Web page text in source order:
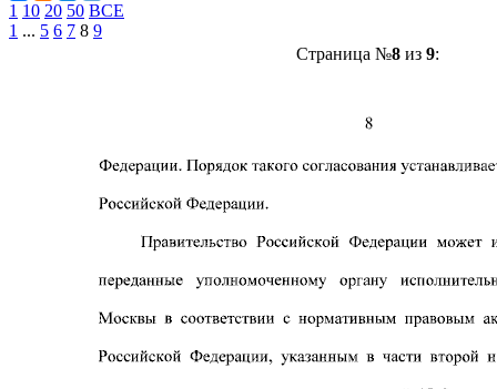
1 10 20 50 ВСЕ
1 ... 5 6 7 8 9
Страница №8из 9: